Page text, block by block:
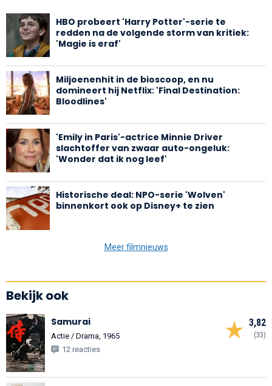
HBO probeert 'Harry Potter'-serie te
redden na de volgende storm van kritiek:
'Magie is eraf'
Miljoenenhit in de bioscoop, en nu
domineert hij Netflix: 'Final Destination:
Bloodlines'
'Emily in Paris'-actrice Minnie Driver
slachtoffer van zwaar auto-ongeluk:
'Wonder dat ik nog leef'
Historische deal: NPO-serie 'Wolven'
binnenkort ook op Disney+ te zien
Meer filmnieuws
Bekijk ook
3,82
(33)
Samurai
Actie / Drama, 1965
12 reacties